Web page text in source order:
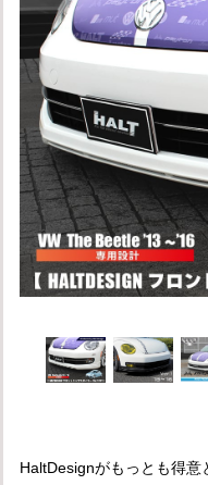
HaltDesignがもっとも得